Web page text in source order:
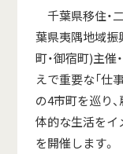
千葉県移住・
葉県夷隅地域振
町・御宿町)主催
えで重要な「仕
の4市町を巡り
体的な生活をイ
を開催します。